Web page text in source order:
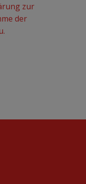
zur
der